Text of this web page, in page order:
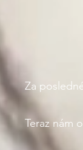
Za
Teraz nám